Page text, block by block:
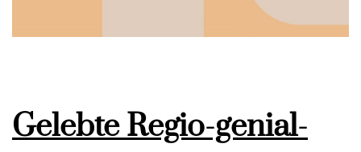
Gelebte Regio-genial-